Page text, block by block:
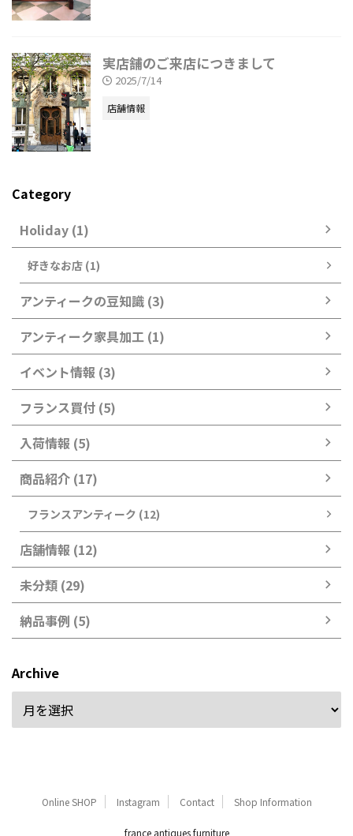
実店舗のご来店につきまして
2025/7/14
店舗情報
Category
Holiday (1)
好きなお店 (1)
アンティークの豆知識 (3)
アンティーク家具加工 (1)
イベント情報 (3)
フランス買付 (5)
入荷情報 (5)
商品紹介 (17)
フランスアンティーク (12)
店舗情報 (12)
未分類 (29)
納品事例 (5)
Archive
Online SHOP Instagram Contact Shop Information
france antiques furniture